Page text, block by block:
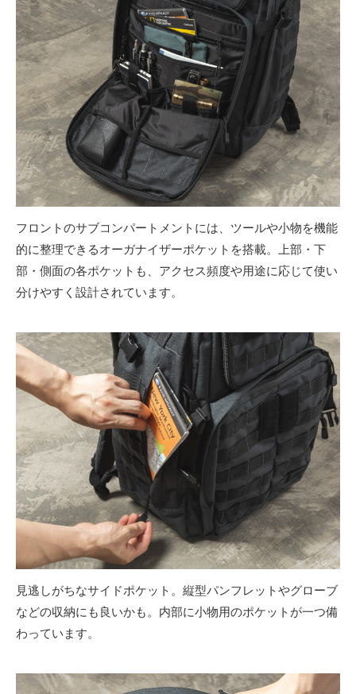
フロントのサブコンパートメントには、ツールや小物を機能
的に整理できるオーガナイザーポケットを搭載。上部・下
部・側面の各ポケットも、アクセス頻度や用途に応じて使い
分けやすく設計されています。
見逃しがちなサイドポケット。縦型パンフレットやグローブ
などの収納にも良いかも。内部に小物用のポケットが一つ備
わっています。